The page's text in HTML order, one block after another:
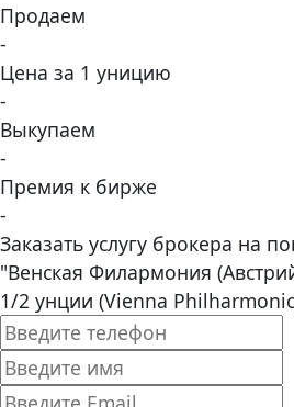
Продаем
-
Цена за 1 уницию
-
Выкупаем
-
Премия к бирже
-
Заказать услугу брокера на
"Венская Филармония
1/2 унции (Vienna